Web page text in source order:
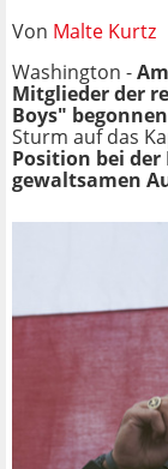
Von Malte Kurtz
Washington -
Mitglieder der
Boys"
Sturm auf das
Position bei
gewaltsamen